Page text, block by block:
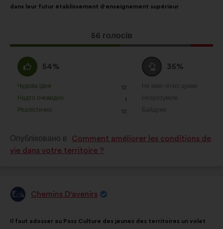
dans leur futur établissement d'enseignement supérieur
Ця
пропозиція
56 голосів
За
:
54%
Чудова ідея
: 12
разів
Надто очевидно
: 1
разів
Реалістично
: 12
разів
Утримуюся
:
35%
Не маю чіткої думки
:разів
Незрозуміле
:разів
Байдуже
:разів
Опубліковано в
Comment améliorer les conditions de
vie dans votre territoire ?
ПропозиціяChemins D'avenirs
пропозиції:
Il faut adosser au Pass Culture des jeunes des territoires un volet
розподілом: